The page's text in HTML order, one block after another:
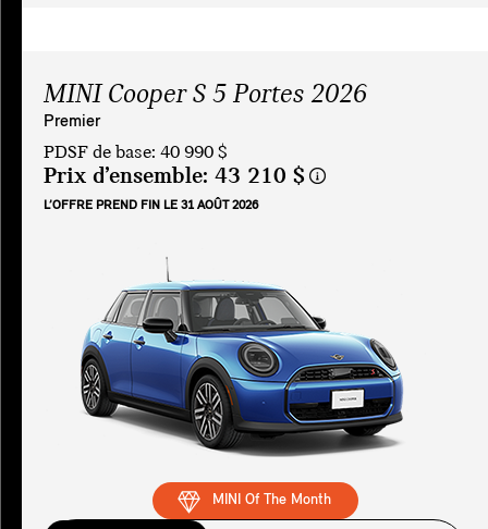
MINI Cooper S 5 Portes 2026
Premier
PDSF de base: 40 990 $
Prix d’ensemble: 43 210 $
L’OFFRE PREND FIN LE 31 AOÛT 2026
MINI Of The Month